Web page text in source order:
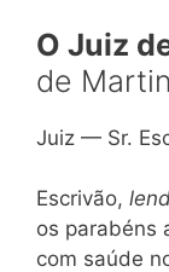
O Juiz
de
Juiz — Sr.
Escrivão,
os parabéns
com saúde